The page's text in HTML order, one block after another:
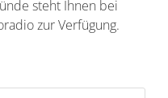
steht Ihnen bei
zur Verfügung.